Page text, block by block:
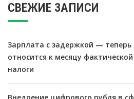
СВЕЖИЕ ЗАПИСИ
Зарплата с задержкой — теперь
относится к месяцу
налоги